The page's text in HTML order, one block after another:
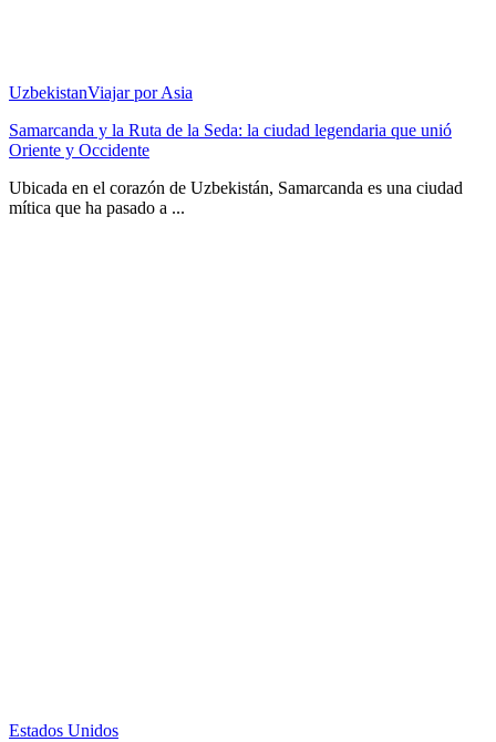
UzbekistanViajar por Asia
Samarcanda y la Ruta de la Seda: la ciudad legendaria que unió
Oriente y Occidente
Ubicada en el corazón de Uzbekistán, Samarcanda es una ciudad
mítica que ha pasado a ...
Estados Unidos